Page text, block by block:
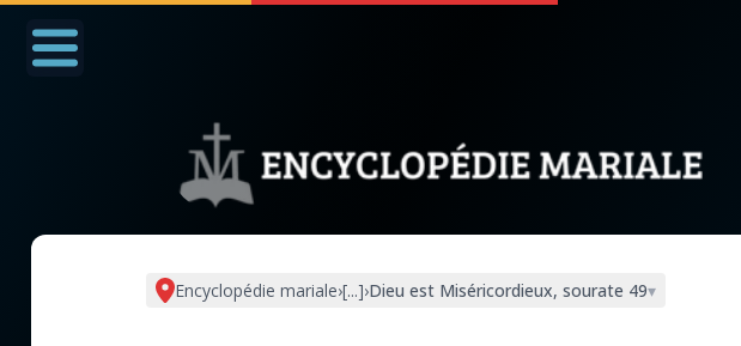
Nous soutenir À propos Facebook Infos légales
Prier au quotidien
◼︎À la une
Encyclopédie mariale›[...]›Dieu est Miséricordieux, sourate 49▾